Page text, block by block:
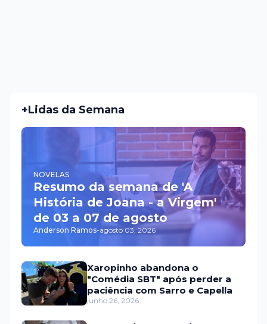
+Lidas da Semana
NOVELAS
Resumo da semana de 'A
História de Joana - a Virgem'
de 03 a 07 de agosto
Anderson Ramos-agosto 03, 2026
Xaropinho abandona o
"Comédia SBT" após perder a
paciência com Sarro e Capella
junho 26, 2026